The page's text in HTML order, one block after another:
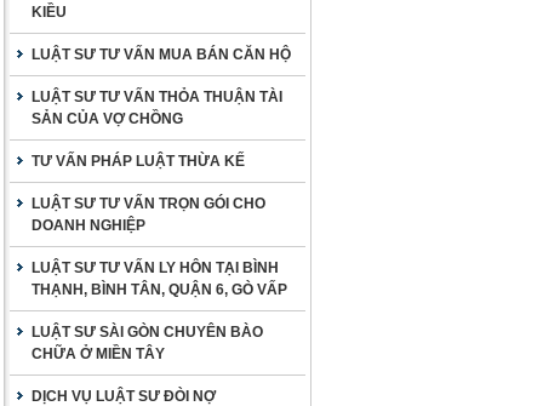
KIỀU
LUẬT SƯ TƯ VẤN MUA BÁN CĂN HỘ
LUẬT SƯ TƯ VẤN THỎA THUẬN TÀI
SẢN CỦA VỢ CHỒNG
TƯ VẤN PHÁP LUẬT THỪA KẾ
LUẬT SƯ TƯ VẤN TRỌN GÓI CHO
DOANH NGHIỆP
LUẬT SƯ TƯ VẤN LY HÔN TẠI BÌNH
THẠNH, BÌNH TÂN, QUẬN 6, GÒ VẤP
LUẬT SƯ SÀI GÒN CHUYÊN BÀO
CHỮA Ở MIỀN TÂY
DỊCH VỤ LUẬT SƯ ĐÒI NỢ